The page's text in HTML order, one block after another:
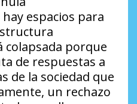
espacios para
porque
de respuestas a
de la sociedad que
un rechazo